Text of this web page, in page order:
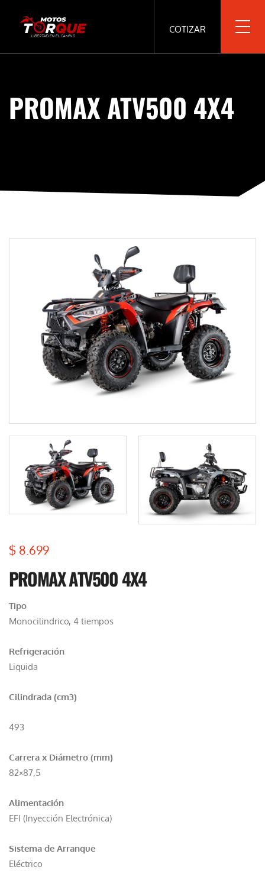
COTIZAR
PROMAX ATV500 4X4
$ 8.699
PROMAX ATV500 4X4
Tipo
Monocilindrico, 4 tiempos
Refrigeración
Liquida
Cilindrada (cm3)
493
Carrera x Diámetro (mm)
82×87,5
Alimentación
EFI (Inyección Electrónica)
Sistema de Arranque
Eléctrico